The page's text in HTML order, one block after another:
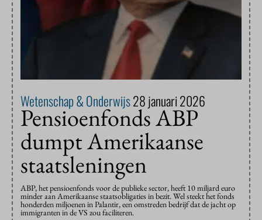
Wetenschap & Onderwijs28 januari 2026
Pensioenfonds ABP
dumpt Amerikaanse
staatsleningen
ABP, het pensioenfonds voor de publieke sector, heeft 10 miljard euro
minder aan Amerikaanse staatsobligaties in bezit. Wel steekt het fonds
honderden miljoenen in Palantir, een omstreden bedrijf dat de jacht op
immigranten in de VS zou faciliteren.